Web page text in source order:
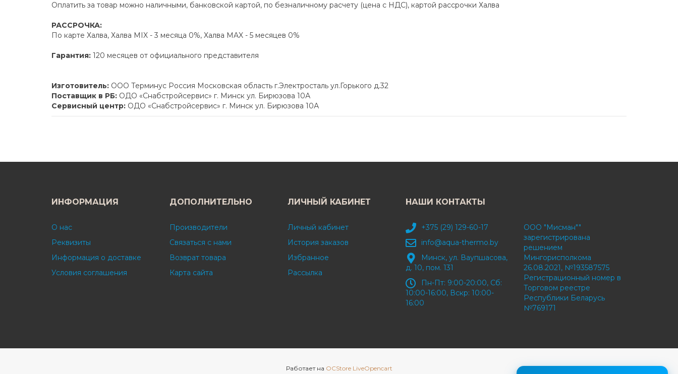
Оплатить за товар можно наличными, банковской картой, по безналичному расчету (цена с НДС), картой рассрочки Халва
РАССРОЧКА:
По карте Халва, Халва MIX - 3 месяца 0%, Халва MAX - 5 месяцев 0%
Гарантия: 120 месяцев от официального представителя
Изготовитель: ООО Терминус Россия Московская область г.Электросталь ул.Горького д.32
Поставщик в РБ: ОДО «Снабстройсервис» г. Минск ул. Бирюзова 10А
Сервисный центр: ОДО «Снабстройсервис» г. Минск ул. Бирюзова 10А
ИНФОРМАЦИЯ
О нас
Реквизиты
Информация о доставке
Условия соглашения
ДОПОЛНИТЕЛЬНО
Производители
Связаться с нами
Возврат товара
Карта сайта
ЛИЧНЫЙ КАБИНЕТ
Личный кабинет
История заказов
Избранное
Рассылка
НАШИ КОНТАКТЫ
+375 (29) 129-60-17
info@aqua-thermo.by
Минск, ул. Ваупшасова,
д. 10, пом. 131
Пн-Пт: 9:00-20:00, Сб:
10:00-16:00, Вскр: 10:00-
16:00
ООО "Мисман""
зарегистрирована
решением
Мингорисполкома
26.08.2021, №193587575
Регистрационный номер в
Торговом реестре
Республики Беларусь
№769171
Работает на OCStore LiveOpencart